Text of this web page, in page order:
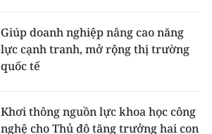
Giúp doanh nghiệp nâng cao năng
lực cạnh tranh, mở rộng thị trường
quốc tế
Khơi thông nguồn lực khoa học công
nghệ cho Thủ đô tăng trưởng hai con